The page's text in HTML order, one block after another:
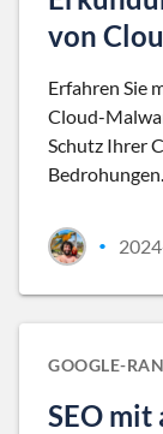
von
Erfahren Sie
Cloud-
Schutz Ihrer
Bedrohungen.
•
GOOGLE-
SEO